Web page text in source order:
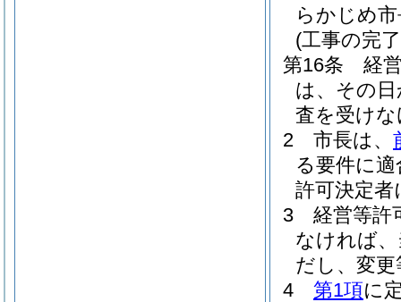
らかじめ
(工事の完
第16条
経
は、その
査を受け
2
市長は、
る要件に
許可決定
3
経営等許
なければ
だし、変
4
第1項に